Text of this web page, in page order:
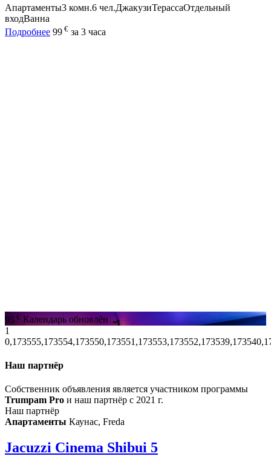
Апартаменты3 комн.6 чел.ДжакузиТерассаОтдельный
входВанна
Подробнее 99 € за 3 часа
95 € Календарь обновлён
1
Наш партнёр
Собственник объявления является участником программы
Trumpam Pro и наш партнёр с 2021 г.
Наш партнёр
Апартаменты Каунас, Freda
Jacuzzi Cinema Shibui 5